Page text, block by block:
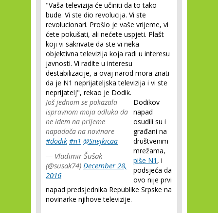
"Vaša televizija će učiniti da to tako
bude. Vi ste dio revolucija. Vi ste
revolucionari. Prošlo je vaše vrijeme, vi
ćete pokušati, ali nećete uspjeti. Plašt
koji vi sakrivate da ste vi neka
objektivna televizija koja radi u interesu
javnosti. Vi radite u interesu
destabilizacije, a ovaj narod mora znati
da je N1 neprijateljska televizija i vi ste
neprijatelj", rekao je Dodik.
Još jednom se pokazala
ispravnom moja odluka da
ne idem na prijeme
napadača na novinare
#dodik #n1 @Snejkicaa
— Vladimir Šušak
(@susak74) December 28,
2016
Dodikov
napad
osudili su i
građani na
društvenim
mrežama,
piše N1 , i
podsjeća da
ovo nije prvi
napad predsjednika Republike Srpske na
novinarke njihove televizije.